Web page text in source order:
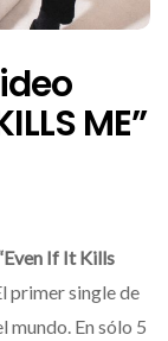
ME”
If It Kills
primer single de
mundo. En sólo 5